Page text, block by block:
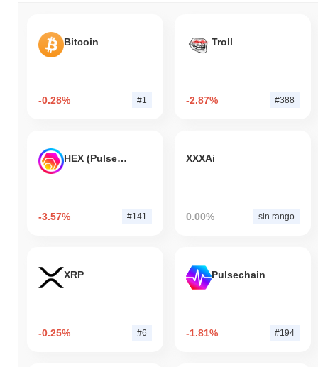
Bitcoin
-0.28% #1
Troll
-2.87% #388
HEX (Pulsechain)
-3.57% #141
XXXAi
0.00% sin rango
XRP
-0.25% #6
Pulsechain
-1.81% #194